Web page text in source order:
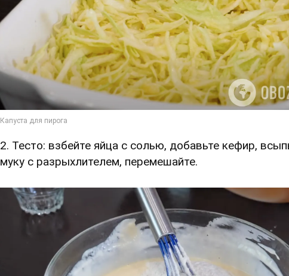
2. Тесто: взбейте яйца с солью, добавьте кефир,
муку с разрыхлителем, перемешайте.